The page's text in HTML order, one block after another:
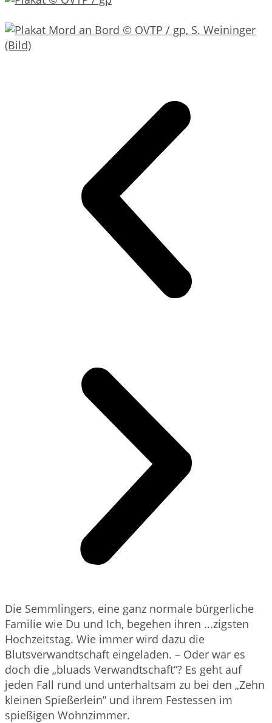
Die Semmlingers, eine ganz normale bürgerliche
Familie wie Du und Ich, begehen ihren ...zigsten
Hochzeitstag. Wie immer wird dazu die
Blutsverwandtschaft eingeladen. – Oder war es
doch die „bluads Verwandtschaft“? Es geht auf
jeden Fall rund und unterhaltsam zu bei den „Zehn
kleinen Spießerlein” und ihrem Festessen im
spießigen Wohnzimmer.